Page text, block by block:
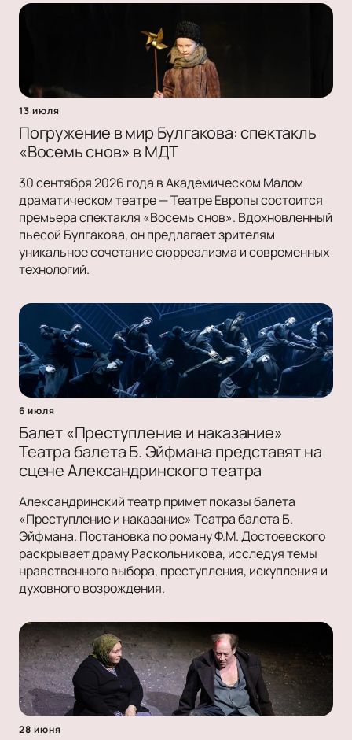
13 июля
Погружение в мир Булгакова: спектакль
«Восемь снов» в МДТ
30 сентября 2026 года в Академическом Малом
драматическом театре — Театре Европы состоится
премьера спектакля «Восемь снов». Вдохновленный
пьесой Булгакова, он предлагает зрителям
уникальное сочетание сюрреализма и современных
технологий.
6 июля
Балет «Преступление и наказание»
Театра балета Б. Эйфмана представят на
сцене Александринского театра
Александринский театр примет показы балета
«Преступление и наказание» Театра балета Б.
Эйфмана. Постановка по роману Ф.М. Достоевского
раскрывает драму Раскольникова, исследуя темы
нравственного выбора, преступления, искупления и
духовного возрождения.
28 июня